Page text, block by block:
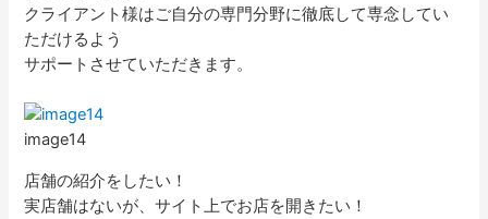
クライアント様はご自分の専門分野に徹底して専念してい
ただけるよう
サポートさせていただきます。
image14
店舗の紹介をしたい！
実店舗はないが、サイト上でお店を開きたい！